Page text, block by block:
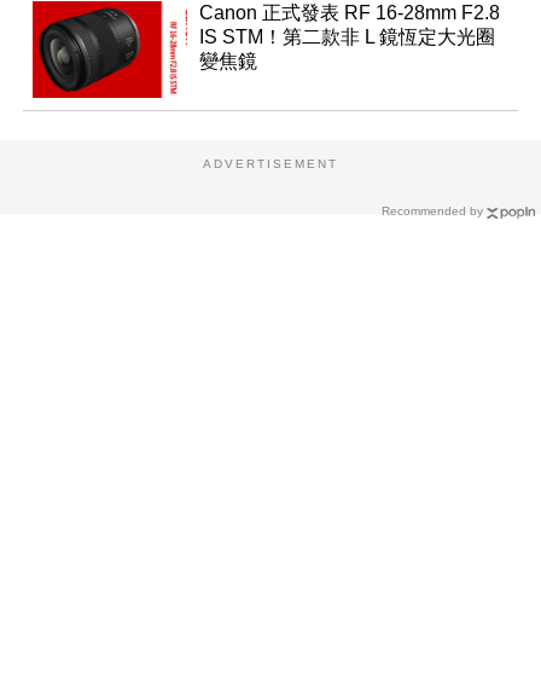
Canon 正式發表 RF 16-28mm F2.8
IS STM！第二款非 L 鏡恆定大光圈
變焦鏡
Recommended by
ADVERTISEMENT